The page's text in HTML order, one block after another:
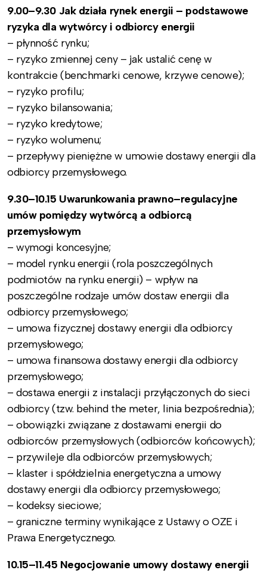
9.00–9.30 Jak działa rynek energii – podstawowe
ryzyka dla wytwórcy i odbiorcy energii
– płynność rynku;
– ryzyko zmiennej ceny – jak ustalić cenę w
kontrakcie (benchmarki cenowe, krzywe cenowe);
– ryzyko profilu;
– ryzyko bilansowania;
– ryzyko kredytowe;
– ryzyko wolumenu;
– przepływy pieniężne w umowie dostawy energii dla
odbiorcy przemysłowego.
9.30–10.15 Uwarunkowania prawno–regulacyjne
umów pomiędzy wytwórcą a odbiorcą
przemysłowym
– wymogi koncesyjne;
– model rynku energii (rola poszczególnych
podmiotów na rynku energii) – wpływ na
poszczególne rodzaje umów dostaw energii dla
odbiorcy przemysłowego;
– umowa fizycznej dostawy energii dla odbiorcy
przemysłowego;
– umowa finansowa dostawy energii dla odbiorcy
przemysłowego;
– dostawa energii z instalacji przyłączonych do sieci
odbiorcy (tzw. behind the meter, linia bezpośrednia);
– obowiązki związane z dostawami energii do
odbiorców przemysłowych (odbiorców końcowych);
– przywileje dla odbiorców przemysłowych;
– klaster i spółdzielnia energetyczna a umowy
dostawy energii dla odbiorcy przemysłowego;
– kodeksy sieciowe;
– graniczne terminy wynikające z Ustawy o OZE i
Prawa Energetycznego.
10.15–11.45 Negocjowanie umowy dostawy energii